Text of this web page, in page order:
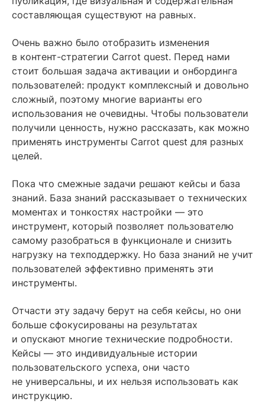
составляющая существуют на равных.
Очень важно было отобразить изменения
в контент-стратегии Carrot quest. Перед нами
стоит большая задача активации и онбординга
пользователей: продукт комплексный и довольно
сложный, поэтому многие варианты его
использования не очевидны. Чтобы пользователи
получили ценность, нужно рассказать, как можно
применять инструменты Carrot quest для разных
целей.
Пока что смежные задачи решают кейсы и база
знаний. База знаний рассказывает о технических
моментах и тонкостях настройки — это
инструмент, который позволяет пользователю
самому разобраться в функционале и снизить
нагрузку на техподдержку. Но база знаний не учит
пользователей эффективно применять эти
инструменты.
Отчасти эту задачу берут на себя кейсы, но они
больше сфокусированы на результатах
и опускают многие технические подробности.
Кейсы — это индивидуальные истории
пользовательского успеха, они часто
не универсальны, и их нельзя использовать как
инструкцию.